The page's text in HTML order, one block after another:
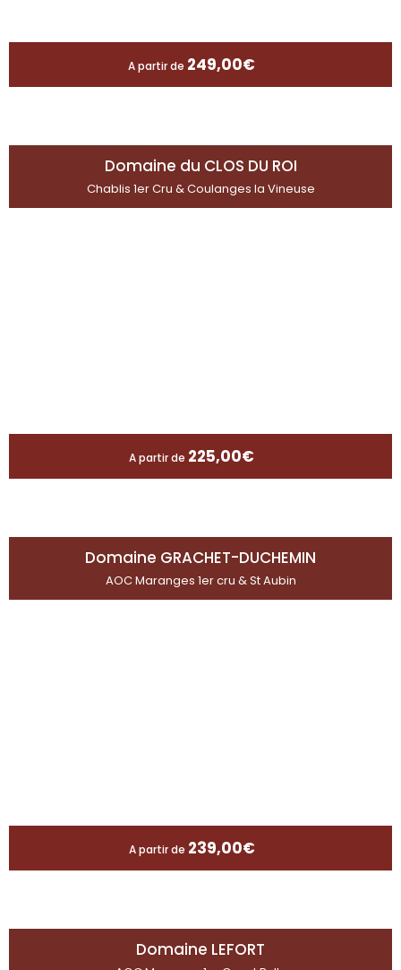
A partir de 249,00€
Domaine du CLOS DU ROI
Chablis 1er Cru & Coulanges la Vineuse
A partir de 225,00€
Domaine GRACHET-DUCHEMIN
AOC Maranges 1er cru & St Aubin
A partir de 239,00€
Domaine LEFORT